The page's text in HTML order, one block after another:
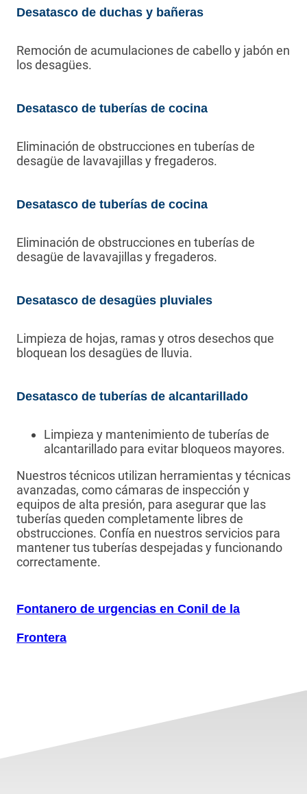
Desatasco de duchas y bañeras
Remoción de acumulaciones de cabello y jabón en
los desagües.
Desatasco de tuberías de cocina
Eliminación de obstrucciones en tuberías de
desagüe de lavavajillas y fregaderos.
Desatasco de tuberías de cocina
Eliminación de obstrucciones en tuberías de
desagüe de lavavajillas y fregaderos.
Desatasco de desagües pluviales
Limpieza de hojas, ramas y otros desechos que
bloquean los desagües de lluvia.
Desatasco de tuberías de alcantarillado
Limpieza y mantenimiento de tuberías de
alcantarillado para evitar bloqueos mayores.
Nuestros técnicos utilizan herramientas y técnicas
avanzadas, como cámaras de inspección y
equipos de alta presión, para asegurar que las
tuberías queden completamente libres de
obstrucciones. Confía en nuestros servicios para
mantener tus tuberías despejadas y funcionando
correctamente.
Fontanero de urgencias en Conil de la
Frontera